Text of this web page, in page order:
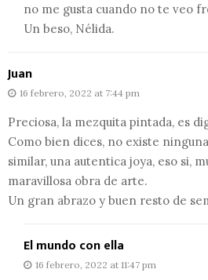
no me gusta cuando no te veo
Un beso, Nélida.
Juan
16 febrero, 2022 at 7:44 pm
Preciosa, la mezquita pintada, es
Como bien dices, no existe
similar, una autentica joya, eso si,
maravillosa obra de arte.
Un gran abrazo y buen resto de
El mundo con ella
16 febrero, 2022 at 11:47 pm